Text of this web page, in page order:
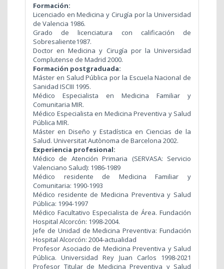
Formación:
Licenciado en Medicina y Cirugía por la Universidad
de Valencia 1986.
Grado de licenciatura con calificación de
Sobresaliente1987.
Doctor en Medicina y Cirugía por la Universidad
Complutense de Madrid 2000.
Formación postgraduada:
Máster en Salud Pública por la Escuela Nacional de
Sanidad ISCIII 1995.
Médico Especialista en Medicina Familiar y
Comunitaria MIR.
Médico Especialista en Medicina Preventiva y Salud
Pública MIR.
Máster en Diseño y Estadística en Ciencias de la
Salud. Universitat Autònoma de Barcelona 2002.
Experiencia profesional:
Médico de Atención Primaria (SERVASA: Servicio
Valenciano Salud): 1986-1989
Médico residente de Medicina Familiar y
Comunitaria: 1990-1993
Médico residente de Medicina Preventiva y Salud
Pública: 1994-1997
Médico Facultativo Especialista de Área. Fundación
Hospital Alcorcón: 1998-2004.
Jefe de Unidad de Medicina Preventiva: Fundación
Hospital Alcorcón: 2004-actualidad
Profesor Asociado de Medicina Preventiva y Salud
Pública. Universidad Rey Juan Carlos 1998-2021
Profesor Titular de Medicina Preventiva y Salud